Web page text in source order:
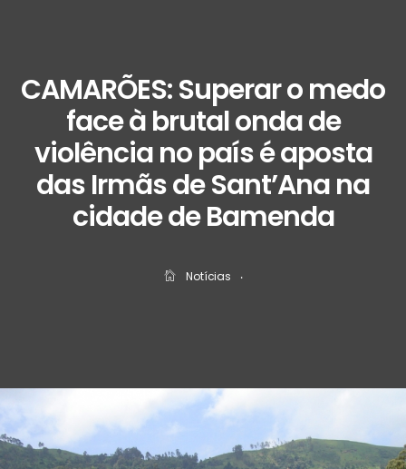
CAMARÕES: Superar o medo
face à brutal onda de
violência no país é aposta
das Irmãs de Sant’Ana na
cidade de Bamenda
Notícias ‧